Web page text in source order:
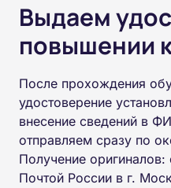
Выдаем
повышении
После прохождения
удостоверение
внесение сведений в
отправляем сразу по
Получение
Почтой России в г.